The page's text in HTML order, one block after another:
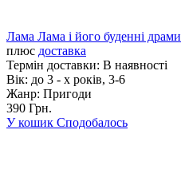
Лама Лама і його буденні драми
плюс доставка
Термін доставки: В наявності
Вік: до 3 - х років, 3-6
Жанр: Пригоди
390 Грн.
У кошик Сподобалось